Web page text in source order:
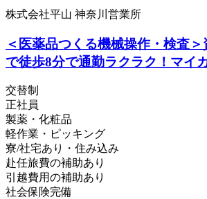
株式会社平山 神奈川営業所
＜医薬品つくる機械操作・検査
で徒歩8分で通勤ラクラク！マイ
交替制
正社員
製薬・化粧品
軽作業・ピッキング
寮/社宅あり・住み込み
赴任旅費の補助あり
引越費用の補助あり
社会保険完備